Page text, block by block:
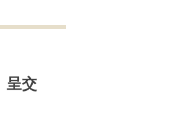
呈交